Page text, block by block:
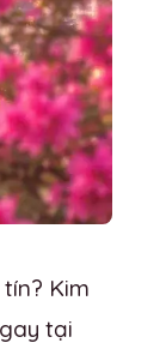
Kim
tại